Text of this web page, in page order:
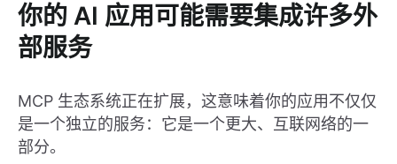
你的 AI 应用可能需要集成许多外
部服务
MCP 生态系统正在扩展，这意味着你的应用不仅仅
是一个独立的服务：它是一个更大、互联网络的一
部分。